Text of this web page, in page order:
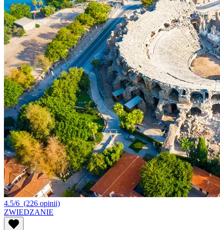
4.5/6 (226 opinii)
ZWIEDZANIE